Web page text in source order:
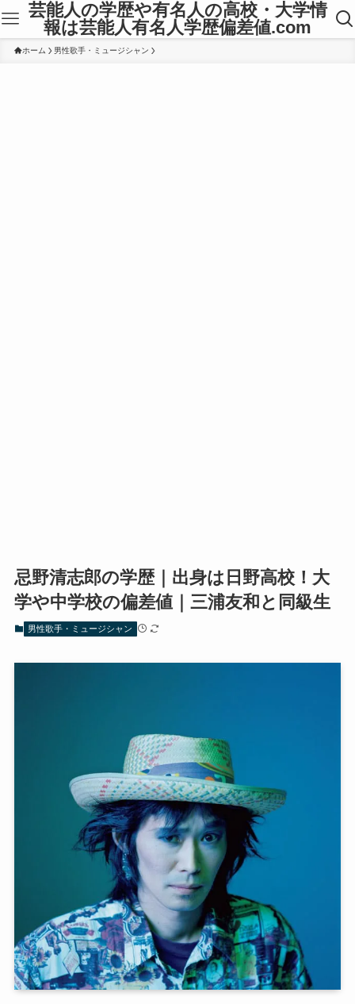
芸能人の学歴や有名人の高校・大学情
報は芸能人有名人学歴偏差値.com
ホーム 男性歌手・ミュージシャン
忌野清志郎の学歴｜出身は日野高校！大
学や中学校の偏差値｜三浦友和と同級生
男性歌手・ミュージシャン